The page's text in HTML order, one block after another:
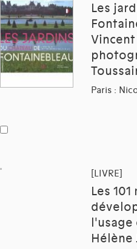
Les
Paris :
[LIVRE]
Les
Hélène